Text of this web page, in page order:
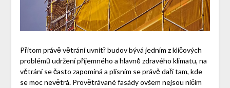
Přitom právě větrání uvnitř budov bývá jedním z klíčových
problémů udržení příjemného a hlavně zdravého klimatu, na
větrání se často zapomíná a plísním se právě daří tam, kde
se moc nevětrá. Provětrávané fasády ovšem nejsou ničím